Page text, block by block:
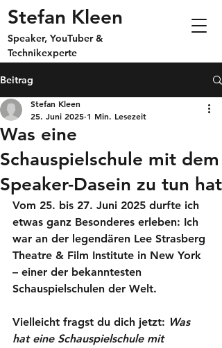
Stefan Kleen
Speaker, YouTuber &
Technikexperte
Beitrag
Was eine
Schauspielschule mit dem
Speaker-Dasein zu tun hat
Stefan Kleen
25. Juni 2025 1 Min. Lesezeit
Vom 25. bis 27. Juni 2025 durfte ich
etwas ganz Besonderes erleben: Ich
war an der legendären Lee Strasberg
Theatre & Film Institute in New York
– einer der bekanntesten
Schauspielschulen der Welt.
Vielleicht fragst du dich jetzt: Was
hat eine Schauspielschule mit